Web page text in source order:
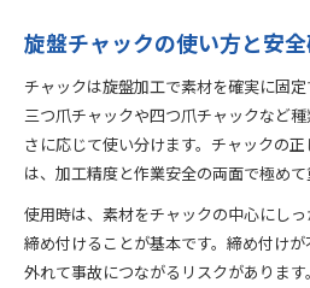
旋盤チャックの使い方と安
チャックは旋盤加工で素材を確実に固定
三つ爪チャックや四つ爪チャックなど
さに応じて使い分けます。チャックの
は、加工精度と作業安全の両面で極めて
使用時は、素材をチャックの中心にし
締め付けることが基本です。締め付け
外れて事故につながるリスクがありま